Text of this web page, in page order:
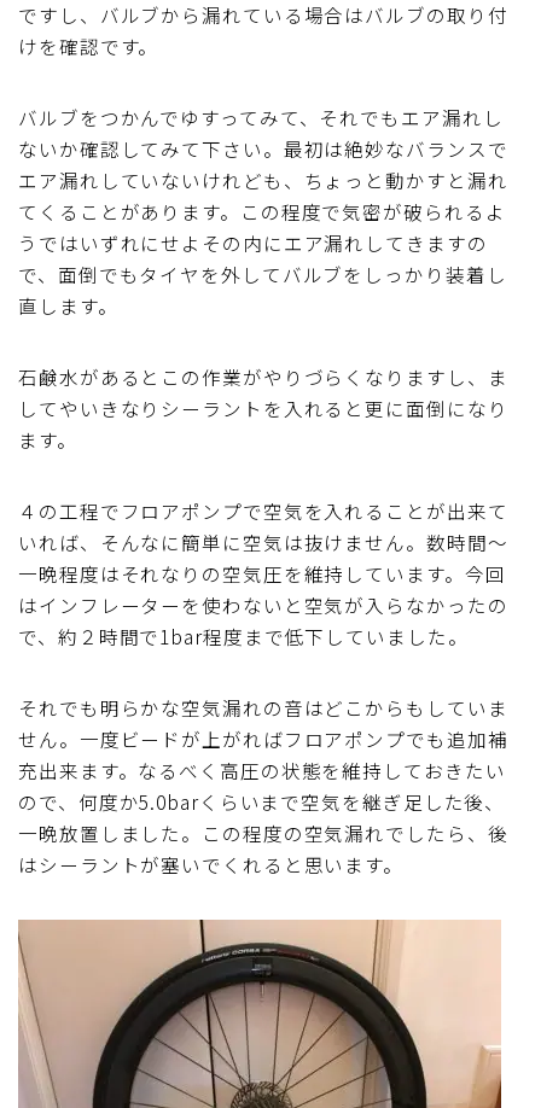
ですし、バルブから漏れている場合はバルブの取り付
けを確認です。
バルブをつかんでゆすってみて、それでもエア漏れし
ないか確認してみて下さい。最初は絶妙なバランスで
エア漏れしていないけれども、ちょっと動かすと漏れ
てくることがあります。この程度で気密が破られるよ
うではいずれにせよその内にエア漏れしてきますの
で、面倒でもタイヤを外してバルブをしっかり装着し
直します。
石鹸水があるとこの作業がやりづらくなりますし、ま
してやいきなりシーラントを入れると更に面倒になり
ます。
４の工程でフロアポンプで空気を入れることが出来て
いれば、そんなに簡単に空気は抜けません。数時間～
一晩程度はそれなりの空気圧を維持しています。今回
はインフレーターを使わないと空気が入らなかったの
で、約２時間で1bar程度まで低下していました。
それでも明らかな空気漏れの音はどこからもしていま
せん。一度ビードが上がればフロアポンプでも追加補
充出来ます。なるべく高圧の状態を維持しておきたい
ので、何度か5.0barくらいまで空気を継ぎ足した後、
一晩放置しました。この程度の空気漏れでしたら、後
はシーラントが塞いでくれると思います。